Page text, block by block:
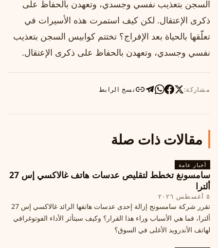
السجن بتعذيب نفسي وجسدي، وتعهدن بالحفاظ على
ذكرى الإعتقال. لكن كيف استمرت هذه الأسيرات في
تعلّقها بالحياة بعد الإفراج؟ تختتم كوابيس السجن بتعذيب
نفسي وجسدي، وتعهدن بالحفاظ على ذكرى الإعتقال.
مشاركة: نسخ الرابط
مقالات ذات صلة
أخبار عامة
سامسونغ تخطط لتقليص عدسات هاتف غالاكسي إس 27
ألترا
٥ أغسطس ٢٠٢٦
تقرر شركة سامسونج إزالة إحدى عدسات هاتفها الرائد غالاكسي إس 27
ألترا، فما هي الأسباب وراء هذا القرار؟ وكيف سيتأثر الأداء الفوتوغرافي
لهاتف الأندرويد الأغلى في السوق؟